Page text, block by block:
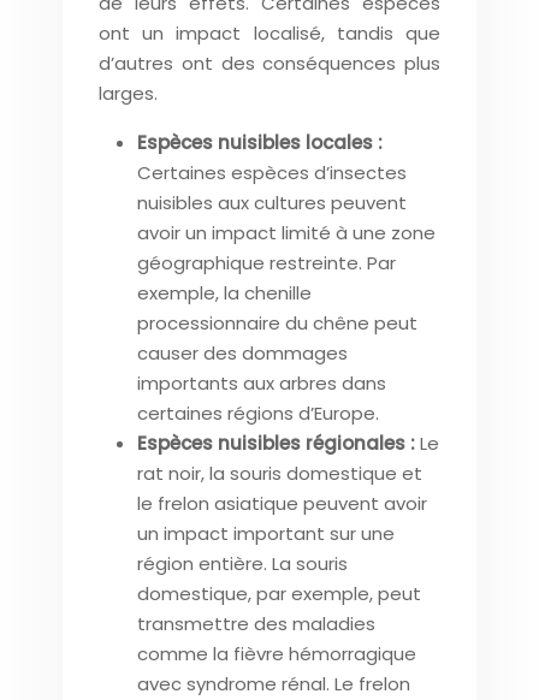
ont un impact localisé, tandis que
d’autres ont des conséquences plus
larges.
Espèces nuisibles locales :
Certaines espèces d’insectes
nuisibles aux cultures peuvent
avoir un impact limité à une zone
géographique restreinte. Par
exemple, la chenille
processionnaire du chêne peut
causer des dommages
importants aux arbres dans
certaines régions d’Europe.
Espèces nuisibles régionales :Le
rat noir, la souris domestique et
le frelon asiatique peuvent avoir
un impact important sur une
région entière. La souris
domestique, par exemple, peut
transmettre des maladies
comme la fièvre hémorragique
avec syndrome rénal. Le frelon